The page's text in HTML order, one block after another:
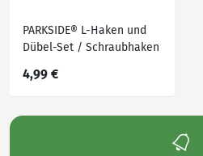
PARKSIDE® L-Haken und
Dübel-Set / Schraubhaken
Haken Set
4,99 €